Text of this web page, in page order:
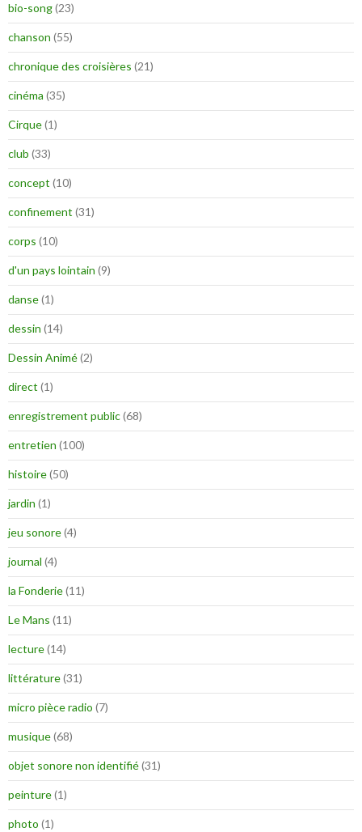
bio-song(23)
chanson (55)
chronique des croisières (21)
cinéma (35)
Cirque(1)
club (33)
concept (10)
confinement (31)
corps (10)
d'un pays lointain (9)
danse(1)
dessin (14)
Dessin Animé(2)
direct (1)
enregistrement public(68)
entretien (100)
histoire(50)
jardin (1)
jeu sonore(4)
journal (4)
la Fonderie(11)
Le Mans (11)
lecture(14)
littérature(31)
micro pièce radio (7)
musique(68)
objet sonore non identifié(31)
peinture(1)
photo (1)